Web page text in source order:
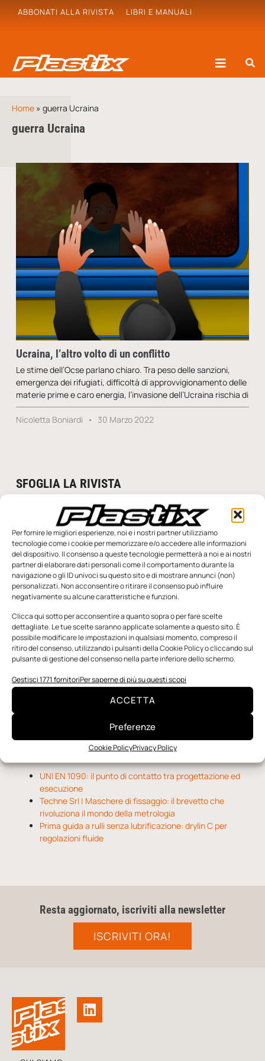
Per fornire le migliori esperienze, noi e i nostri partner utilizziamo
tecnologie come i cookie per memorizzare e/o accedere alle informazioni
del dispositivo. Il consenso a queste tecnologie permetterà a noi e ai nostri
partner di elaborare dati personali come il comportamento durante la
navigazione o gli ID univoci su questo sito e di mostrare annunci (non)
personalizzati. Non acconsentire o ritirare il consenso può influire
negativamente su alcune caratteristiche e funzioni.
Clicca qui sotto per acconsentire a quanto sopra o per fare scelte
dettagliate. Le tue scelte saranno applicate solamente a questo sito. È
possibile modificare le impostazioni in qualsiasi momento, compreso il
ritiro del consenso, utilizzando i pulsanti della Cookie Policy o cliccando sul
pulsante di gestione del consenso nella parte inferiore dello schermo.
Gestisci 1771 fornitoriPer saperne di più su questi scopi
ACCETTA
Preferenze
Cookie PolicyPrivacy Policy
ABBONATI ALLA RIVISTA LIBRI E MANUALI
Home » guerra Ucraina
guerra Ucraina
Ucraina, l’altro volto di un conflitto
Le stime dell’Ocse parlano chiaro. Tra peso delle sanzioni,
emergenza dei rifugiati, difficoltà di approvvigionamento delle
materie prime e caro energia, l’invasione dell’Ucraina rischia di
Nicoletta Boniardi 30 Marzo 2022
SFOGLIA LA RIVISTA
n.5 - Giugno 2026 n.4 - Maggio 2026
Edicola Web
Notizie da Meccanicanews
Una nuova mano robotica passa da una pinza all’altra
O-Ring, tecnica e applicazioni
Notizie da Il Progettista Industriale
UNI EN 1090: il punto di contatto tra progettazione ed
esecuzione
Techne Srl | Maschere di fissaggio: il brevetto che
rivoluziona il mondo della metrologia
Prima guida a rulli senza lubrificazione: drylin C per
regolazioni fluide
Resta aggiornato, iscriviti alla newsletter
ISCRIVITI ORA!